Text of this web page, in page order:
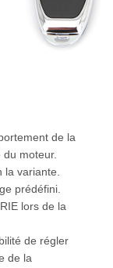
de la
moteur.
variante.
prédéfini.
lors de la
de régler
de la